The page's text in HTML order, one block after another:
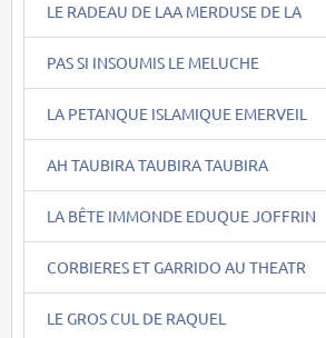
LE RADEAU DE LAA MERDUSE DE LA
PAS SI INSOUMIS LE MELUCHE
LA PETANQUE ISLAMIQUE EMERVEIL
AH TAUBIRA TAUBIRA TAUBIRA
LA BÊTE IMMONDE EDUQUE JOFFRIN
CORBIERES ET GARRIDO AU THEATR
LE GROS CUL DE RAQUEL